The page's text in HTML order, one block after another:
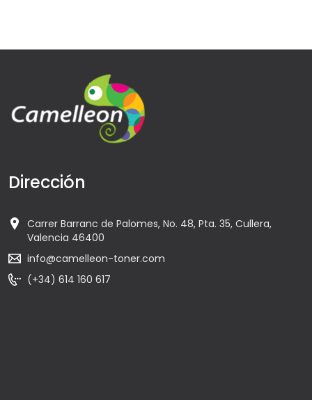
Dirección
Carrer Barranc de Palomes, No. 48, Pta. 35, Cullera,
Valencia 46400
info@camelleon-toner.com
(+34) 614 160 617